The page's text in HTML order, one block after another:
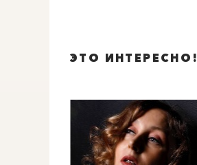
ЭТО ИНТЕРЕСНО!